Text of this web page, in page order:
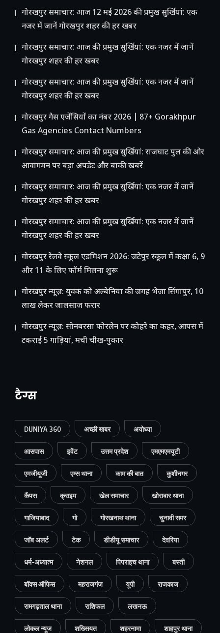
गोरखपुर समाचार: आज 12 मई 2026 की प्रमुख सुर्खियां: एक
नजर में जानें गोरखपुर शहर की हर खबर
गोरखपुर समाचार: आज की प्रमुख सुर्खियां: एक नजर में जानें
गोरखपुर शहर की हर खबर
गोरखपुर समाचार: आज की प्रमुख सुर्खियां: एक नजर में जानें
गोरखपुर शहर की हर खबर
गोरखपुर गैस एजेंसियों का नंबर 2026 | 87+ Gorakhpur
Gas Agencies Contact Numbers
गोरखपुर समाचार: आज की प्रमुख सुर्खियां: राजघाट पुल की ओर
आवागमन पर बड़ा अपडेट और बाकी खबरें
गोरखपुर समाचार: आज की प्रमुख सुर्खियां: एक नजर में जानें
गोरखपुर शहर की हर खबर
गोरखपुर समाचार: आज की प्रमुख सुर्खियां: एक नजर में जानें
गोरखपुर शहर की हर खबर
गोरखपुर रेलवे स्कूल एडमिशन 2026: जटेपुर स्कूल में कक्षा 6, 9
और 11 के लिए फॉर्म मिलना शुरू
गोरखपुर न्यूज़: युवक को अल्बेनिया की जगह भेजा सिंगापुर, 10
लाख लेकर जालसाज फरार
गोरखपुर न्यूज़: सोनबरसा फोरलेन पर कोहरे का कहर, आपस में
टकराईं 5 गाड़ियां, मची चीख-पुकार
टैग्स
DUNIYA 360 अच्छी खबर अयोध्या
आसपास इवेंट उत्तम प्रदेश एमएमएमयूटी
एमजीयूजी एम्स थाना काम की बात कुशीनगर
कैंपस क्राइम खेल समाचार खोराबार थाना
गाजियाबाद गो गोरखनाथ थाना चुनावी समर
जॉब अलर्ट टेक डीडीयू समाचार देवरिया
धर्म-अध्यात्म नेशनल पिपराइच थाना बस्ती
बॉक्स ऑफिस महराजगंज यूपी राजकाज
रामगढ़ताल थाना राशिफल लखनऊ
लोकल न्यूज शख्सियत शहरनामा शाहपुर थाना